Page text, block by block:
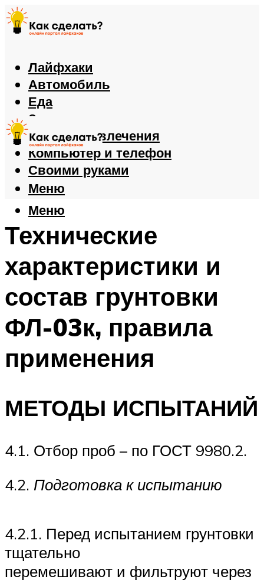
Лайфхаки
Автомобиль
Еда
Здоровье
Игры и развлечения
Компьютер и телефон
Своими руками
Меню
Меню
Технические
характеристики и
состав грунтовки
ФЛ-03к, правила
применения
МЕТОДЫ ИСПЫТАНИЙ
4.1. Отбор проб – по ГОСТ 9980.2.
4.2. Подготовка к испытанию
4.2.1. Перед испытанием грунтовки
тщательно
перемешивают и фильтруют через